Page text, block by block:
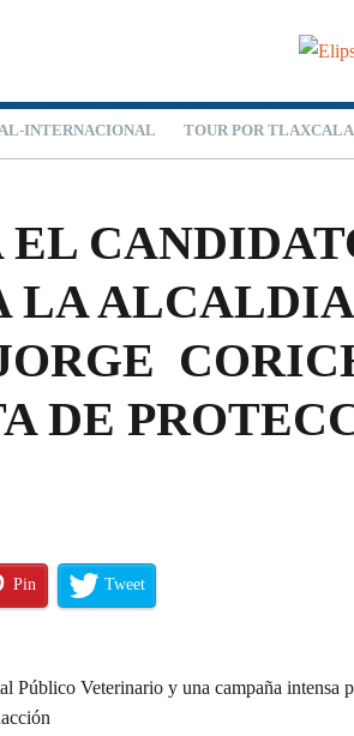
INTERNACIONAL TOUR POR TLAXCALA
EL
LA
DE
Pin Tweet
Público Veterinario y una campaña intensa